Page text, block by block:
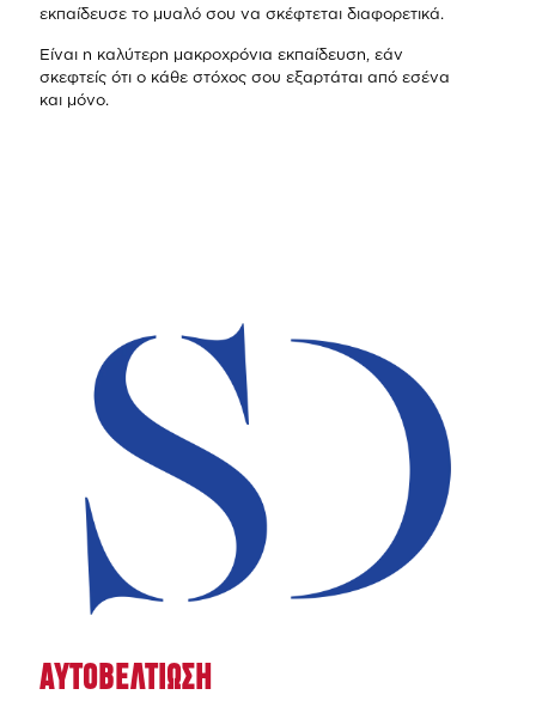
εκπαίδευσε το μυαλό σου να σκέφτεται διαφορετικά.
Είναι η καλύτερη μακροχρόνια εκπαίδευση, εάν
σκεφτείς ότι ο κάθε στόχος σου εξαρτάται από εσένα
και μόνο.
ΑΥΤΟΒΕΛΤΙΩΣΗ